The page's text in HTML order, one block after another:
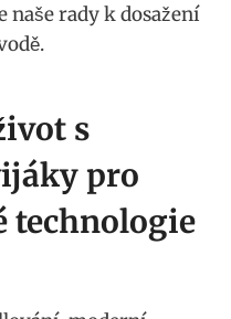
rady k dosažení
s
pro‍
technologie